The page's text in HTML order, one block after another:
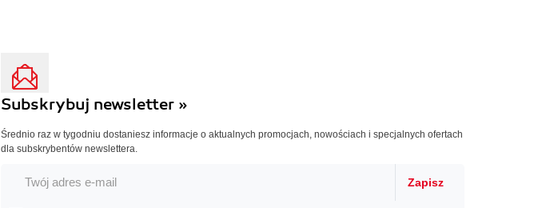
Subskrybuj newsletter »
Średnio raz w tygodniu dostaniesz informacje o aktualnych promocjach, nowościach i specjalnych ofertach
dla subskrybentów newslettera.
Zapisz